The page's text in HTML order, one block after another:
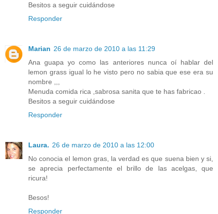
Besitos a seguir cuidándose
Responder
Marian 26 de marzo de 2010 a las 11:29
Ana guapa yo como las anteriores nunca oí hablar del
lemon grass igual lo he visto pero no sabia que ese era su
nombre ,,,
Menuda comida rica ,sabrosa sanita que te has fabricao .
Besitos a seguir cuidándose
Responder
Laura. 26 de marzo de 2010 a las 12:00
No conocia el lemon gras, la verdad es que suena bien y si,
se aprecia perfectamente el brillo de las acelgas, que
ricura!
Besos!
Responder